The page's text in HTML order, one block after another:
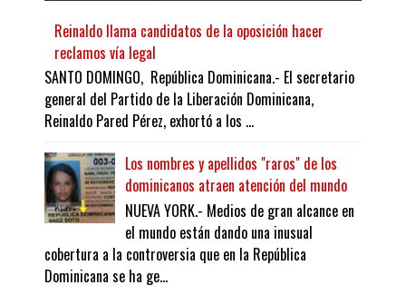
Reinaldo llama candidatos de la oposición hacer
reclamos vía legal
SANTO DOMINGO, República Dominicana.- El secretario
general del Partido de la Liberación Dominicana,
Reinaldo Pared Pérez, exhortó a los ...
Los nombres y apellidos "raros" de los
dominicanos atraen atención del mundo
NUEVA YORK.- Medios de gran alcance en
el mundo están dando una inusual
cobertura a la controversia que en la República
Dominicana se ha ge...